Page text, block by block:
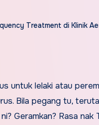
Treatment di Klinik
untuk lelaki atau
Bila pegang tu,
Geramkan? Rasa nak